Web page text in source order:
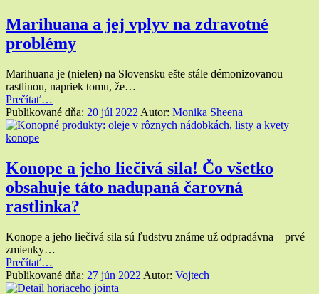
ducha”
Marihuana a jej vplyv na zdravotné
problémy
Marihuana je (nielen) na Slovensku ešte stále démonizovanou
rastlinou, napriek tomu, že…
Prečítať“Marihuana
a
jej
zdravotné
problémy”
…
Publikované dňa: 20 júl 2022 Autor: Monika Sheena
Konope a jeho liečivá sila! Čo všetko
obsahuje táto nadupaná čarovná
rastlinka?
Konope a jeho liečivá sila sú ľudstvu známe už odpradávna – prvé
zmienky…
Prečítať“Konope
a jeho
liečivá
…
Publikované dňa: 27 jún 2022 Autor: Vojtech